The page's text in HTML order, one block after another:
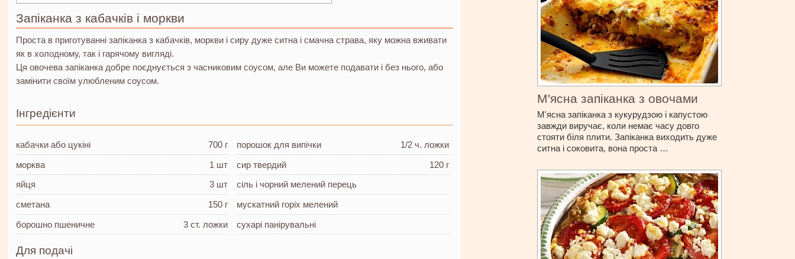
Запіканка з кабачків і моркви
Проста в приготуванні запіканка з кабачків, моркви і сиру дуже ситна і смачна страва, яку можна вживати
як в холодному, так і гарячому вигляді.
Ця овочева запіканка добре поєднується з часниковим соусом, але Ви можете подавати і без нього, або
замінити своїм улюбленим соусом.
Інгредієнти
кабачки або цукіні
700 г
морква
1 шт
яйця
3 шт
сметана
150 г
борошно пшеничне
3 ст. ложки
порошок для випічки
1/2 ч. ложки
сир твердий
120 г
сіль і чорний мелений перець
мускатний горіх мелений
сухарі панірувальні
Для подачі
М'ясна запіканка з овочами
М'ясна запіканка з кукурудзою і капустою
завжди виручає, коли немає часу довго
стояти біля плити. Запіканка виходить дуже
ситна і соковита, вона проста …